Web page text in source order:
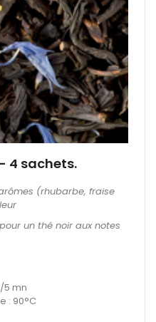
4 sachets.
(rhubarbe, fraise
un thé noir aux notes
5 mn
: 90°C